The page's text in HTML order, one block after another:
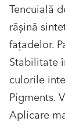
Tencuială
răşină
faţadelor.
Stabilitate
culorile
Pigments.
Aplicare